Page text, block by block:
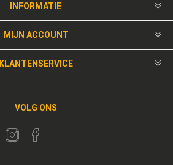
INFORMATIE
MIJN ACCOUNT
KLANTENSERVICE
VOLG ONS